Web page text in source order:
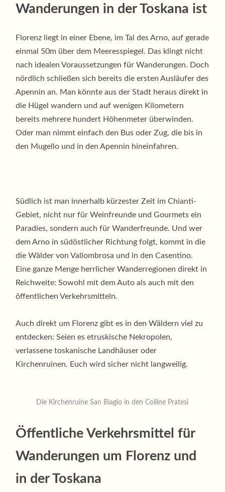
Wanderungen in der Toskana ist
Florenz liegt in einer Ebene, im Tal des Arno, auf gerade
einmal 50m über dem Meeresspiegel. Das klingt nicht
nach idealen Voraussetzungen für Wanderungen. Doch
nördlich schließen sich bereits die ersten Ausläufer des
Apennin an. Man könnte aus der Stadt heraus direkt in
die Hügel wandern und auf wenigen Kilometern
bereits mehrere hundert Höhenmeter überwinden.
Oder man nimmt einfach den Bus oder Zug, die bis in
den Mugello und in den Apennin hineinfahren.
Südlich ist man innerhalb kürzester Zeit im Chianti-
Gebiet, nicht nur für Weinfreunde und Gourmets ein
Paradies, sondern auch für Wanderfreunde. Und wer
dem Arno in südöstlicher Richtung folgt, kommt in die
die Wälder von Vallombrosa und in den Casentino.
Eine ganze Menge herrlicher Wanderregionen direkt in
Reichweite: Sowohl mit dem Auto als auch mit den
öffentlichen Verkehrsmitteln.
Auch direkt um Florenz gibt es in den Wäldern viel zu
entdecken: Seien es etruskische Nekropolen,
verlassene toskanische Landhäuser oder
Kirchenruinen. Euch wird sicher nicht langweilig.
Die Kirchenruine San Biagio in den Colline Pratesi
Öffentliche Verkehrsmittel für
Wanderungen um Florenz und
in der Toskana